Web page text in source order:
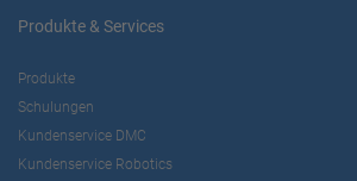
Produkte & Services
Produkte
Schulungen
Kundenservice DMC
Kundenservice Robotics